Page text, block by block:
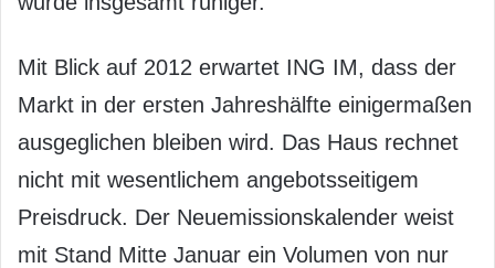
Mit Blick auf 2012 erwartet ING IM, dass der
Markt in der ersten Jahreshälfte einigermaßen
ausgeglichen bleiben wird. Das Haus rechnet
nicht mit wesentlichem angebotsseitigem
Preisdruck. Der Neuemissionskalender weist
mit Stand Mitte Januar ein Volumen von nur